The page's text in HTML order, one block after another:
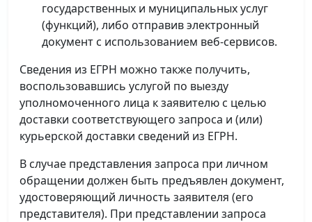
государственных и муниципальных услуг
(функций), либо отправив электронный
документ с использованием веб-сервисов.
Сведения из ЕГРН можно также получить,
воспользовавшись услугой по выезду
уполномоченного лица к заявителю с целью
доставки соответствующего запроса и (или)
курьерской доставки сведений из ЕГРН.
В случае представления запроса при личном
обращении должен быть предъявлен документ,
удостоверяющий личность заявителя (его
представителя). При представлении запроса